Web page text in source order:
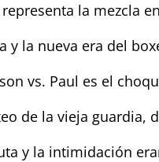
la mezcla
y la nueva era del
vs. Paul es el
de la vieja guardia,
y la intimidación